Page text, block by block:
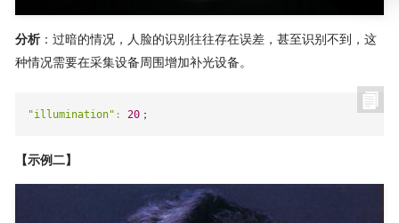
分析：过暗的情况，人脸的识别往往存在误差，甚至识别不到，这
种情况需要在采集设备周围增加补光设备。
"illumination" : 20；
【示例二】